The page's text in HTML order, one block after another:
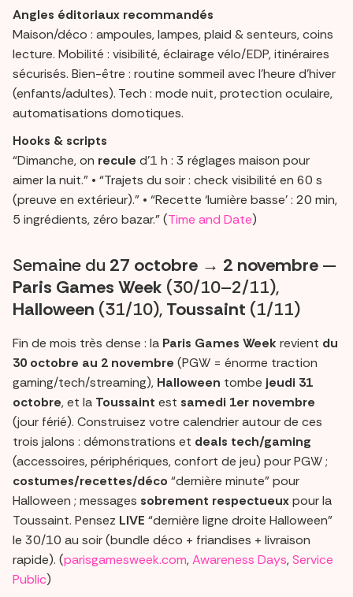
Angles éditoriaux recommandés
Maison/déco : ampoules, lampes, plaid & senteurs, coins
lecture. Mobilité : visibilité, éclairage vélo/EDP, itinéraires
sécurisés. Bien-être : routine sommeil avec l’heure d’hiver
(enfants/adultes). Tech : mode nuit, protection oculaire,
automatisations domotiques.
Hooks & scripts
“Dimanche, on recule d’1 h : 3 réglages maison pour
aimer la nuit.” • “Trajets du soir : check visibilité en 60 s
(preuve en extérieur).” • “Recette ‘lumière basse’ : 20 min,
5 ingrédients, zéro bazar.” (Time and Date)
Semaine du 27 octobre → 2 novembre —
Paris Games Week (30/10–2/11),
Halloween (31/10), Toussaint (1/11)
Fin de mois très dense : la Paris Games Week revient du
30 octobre au 2 novembre (PGW = énorme traction
gaming/tech/streaming), Halloween tombe jeudi 31
octobre, et la Toussaint est samedi 1er novembre
(jour férié). Construisez votre calendrier autour de ces
trois jalons : démonstrations et deals tech/gaming
(accessoires, périphériques, confort de jeu) pour PGW ;
costumes/recettes/déco “dernière minute” pour
Halloween ; messages sobrement respectueuxpour la
Toussaint. Pensez LIVE “dernière ligne droite Halloween”
le 30/10 au soir (bundle déco + friandises + livraison
rapide). (parisgamesweek.com,Awareness Days,Service
Public)